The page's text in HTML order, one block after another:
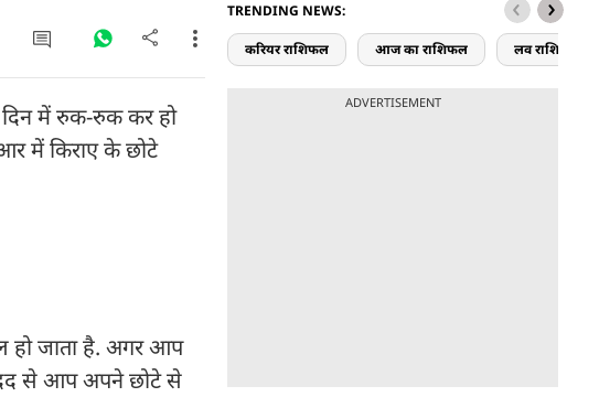
दिन में रुक-रुक कर हो
में किराए के छोटे
हो जाता है. अगर आप
से आप अपने छोटे से
TRENDING NEWS:
करियर राशिफल आज का राशिफल लव राशिफल
ADVERTISEMENT